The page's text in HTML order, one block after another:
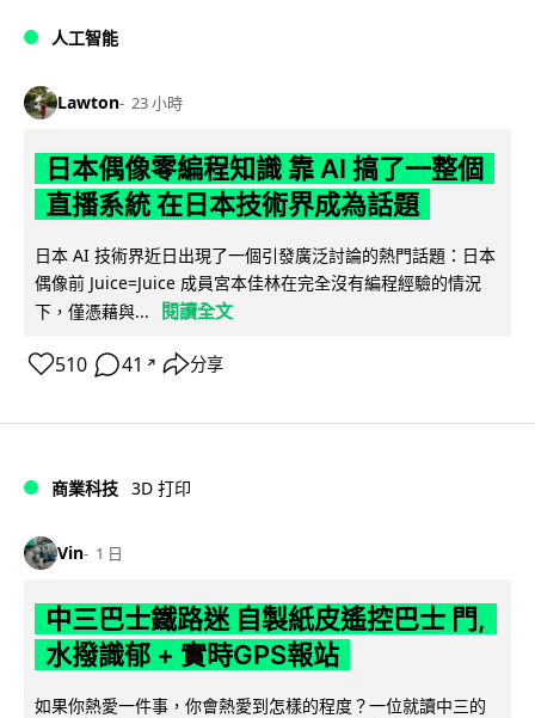
人工智能
Lawton 23 小時
日本偶像零編程知識 靠 AI 搞了一整個
直播系統 在日本技術界成為話題
日本 AI 技術界近日出現了一個引發廣泛討論的熱門話題：日本
偶像前 Juice=Juice 成員宮本佳林在完全沒有編程經驗的情況
下，僅憑藉與...
閱讀全文
510 41 ↗ 分享
商業科技 3D 打印
Vin 1 日
中三巴士鐵路迷 自製紙皮遙控巴士 門,
水撥識郁 + 實時GPS報站
如果你熱愛一件事，你會熱愛到怎樣的程度？一位就讀中三的